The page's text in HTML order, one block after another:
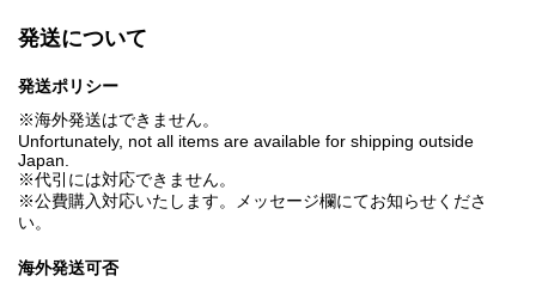
発送について
発送ポリシー
※海外発送はできません。
Unfortunately, not all items are available for shipping outside
Japan.
※代引には対応できません。
※公費購入対応いたします。メッセージ欄にてお知らせくださ
い。
海外発送可否